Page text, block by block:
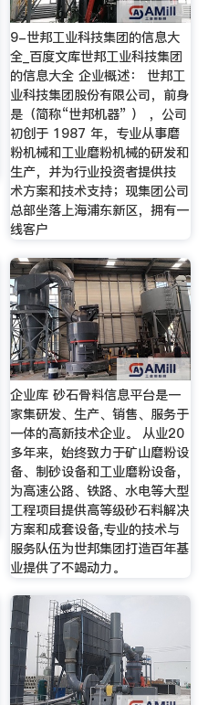
9-世邦工业科技集团的信息大
全_百度文库世邦工业科技集团
的信息大全 企业概述： 世邦工
业科技集团股份有限公司，前身
是（简称“世邦机器” ） ，公司
初创于 1987 年，专业从事磨
粉机械和工业磨粉机械的研发和
生产，并为行业投资者提供技
术方案和技术支持；现集团公司
总部坐落上海浦东新区，拥有一
线客户
企业库 砂石骨料信息平台是一
家集研发、生产、销售、服务于
一体的高新技术企业。 从业20
多年来，始终致力于矿山磨粉设
备、制砂设备和工业磨粉设备，
为高速公路、铁路、水电等大型
工程项目提供高等级砂石料解决
方案和成套设备,专业的技术与
服务队伍为世邦集团打造百年基
业提供了不竭动力。